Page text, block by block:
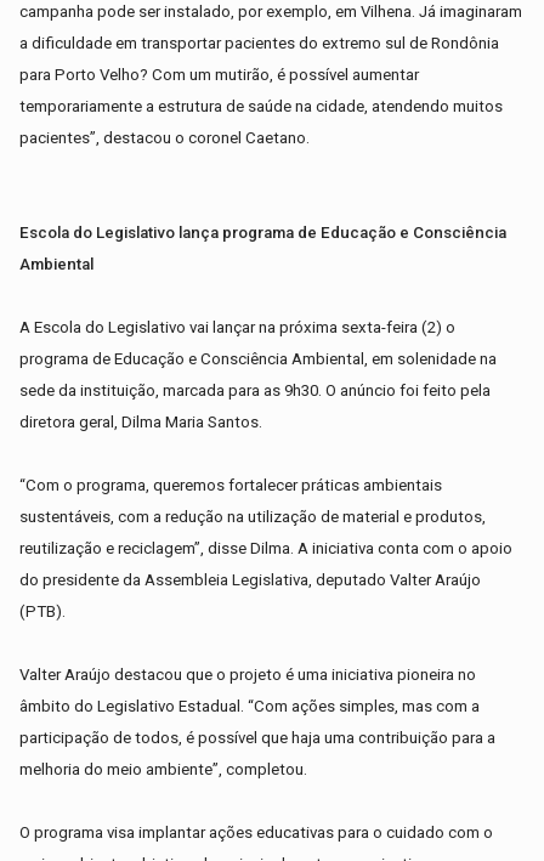
campanha pode ser instalado, por exemplo, em Vilhena. Já imaginaram
a dificuldade em transportar pacientes do extremo sul de Rondônia
para Porto Velho? Com um mutirão, é possível aumentar
temporariamente a estrutura de saúde na cidade, atendendo muitos
pacientes”, destacou o coronel Caetano.
Escola do Legislativo lança programa de Educação e Consciência
Ambiental
A Escola do Legislativo vai lançar na próxima sexta-feira (2) o
programa de Educação e Consciência Ambiental, em solenidade na
sede da instituição, marcada para as 9h30. O anúncio foi feito pela
diretora geral, Dilma Maria Santos.
“Com o programa, queremos fortalecer práticas ambientais
sustentáveis, com a redução na utilização de material e produtos,
reutilização e reciclagem”, disse Dilma. A iniciativa conta com o apoio
do presidente da Assembleia Legislativa, deputado Valter Araújo
(PTB).
Valter Araújo destacou que o projeto é uma iniciativa pioneira no
âmbito do Legislativo Estadual. “Com ações simples, mas com a
participação de todos, é possível que haja uma contribuição para a
melhoria do meio ambiente”, completou.
O programa visa implantar ações educativas para o cuidado com o